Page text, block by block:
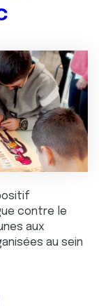
contre le
aux
au sein